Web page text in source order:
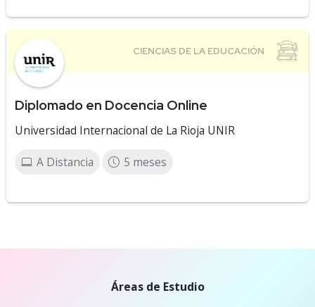
Diplomado en Docencia Online
Universidad Internacional de La Rioja UNIR
A Distancia 5 meses
Áreas de Estudio